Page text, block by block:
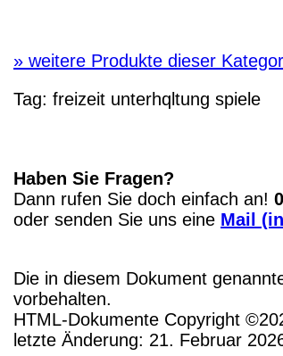
» weitere Produkte dieser
Tag: freizeit unterhqltung spiele
Haben Sie Fragen?
Dann rufen Sie doch einfach an!
oder senden Sie uns eine Mail
Die in diesem Dokument
vorbehalten.
HTML-Dokumente Copyright
letzte Änderung: 21. Februar